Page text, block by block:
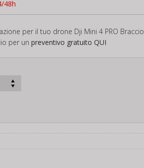
48h
per il tuo drone Dji Mini 4 PRO Braccio
per un preventivo gratuito QUI